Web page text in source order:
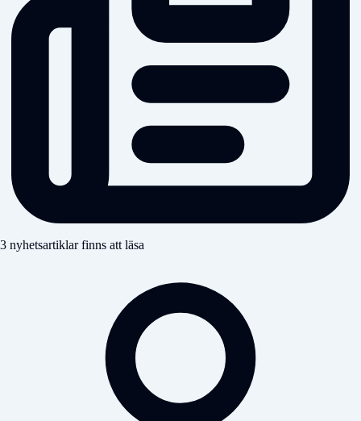
3 nyhetsartiklar finns att läsa